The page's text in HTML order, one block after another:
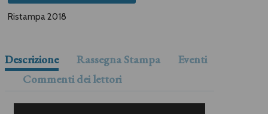
Ristampa 2018
Descrizione Rassegna Stampa
Eventi
Commenti dei lettori